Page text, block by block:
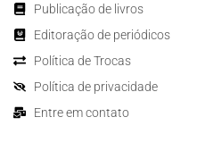
Publicação de livros
Editoração de periódicos
Política de Trocas
Política de privacidade
Entre em contato